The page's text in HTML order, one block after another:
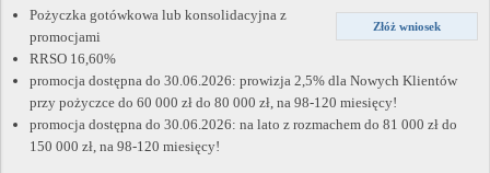
Złóż wniosek
Pożyczka gotówkowa lub konsolidacyjna z
promocjami
RRSO 16,60%
promocja dostępna do 30.06.2026: prowizja 2,5% dla Nowych Klientów
przy pożyczce do 60 000 zł do 80 000 zł, na 98-120 miesięcy!
promocja dostępna do 30.06.2026: na lato z rozmachem do 81 000 zł do
150 000 zł, na 98-120 miesięcy!